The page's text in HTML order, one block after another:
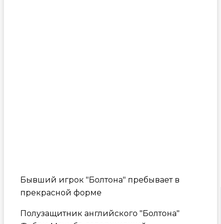
Бывший игрок "Болтона" пребывает в
прекрасной форме
Полузащитник английского "Болтона"